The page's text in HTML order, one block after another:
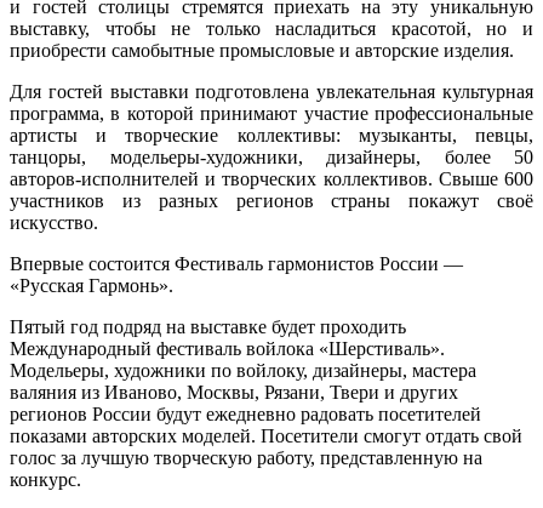
и гостей столицы стремятся приехать на эту уникальную
выставку, чтобы не только насладиться красотой, но и
приобрести самобытные промысловые и авторские изделия.
Для гостей выставки подготовлена увлекательная культурная
программа, в которой принимают участие профессиональные
артисты и творческие коллективы: музыканты, певцы,
танцоры, модельеры-художники, дизайнеры, более 50
авторов-исполнителей и творческих коллективов. Свыше 600
участников из разных регионов страны покажут своё
искусство.
Впервые состоится Фестиваль гармонистов России —
«Русская Гармонь».
Пятый год подряд на выставке будет проходить
Международный фестиваль войлока «Шерстиваль».
Модельеры, художники по войлоку, дизайнеры, мастера
валяния из Иваново, Москвы, Рязани, Твери и других
регионов России будут ежедневно радовать посетителей
показами авторских моделей. Посетители смогут отдать свой
голос за лучшую творческую работу, представленную на
конкурс.